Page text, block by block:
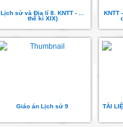
Lịch sử và Địa lí 8. KNTT - ...
thế kỉ XIX)
KNTT
Giáo án Lịch sử 9 TÀI